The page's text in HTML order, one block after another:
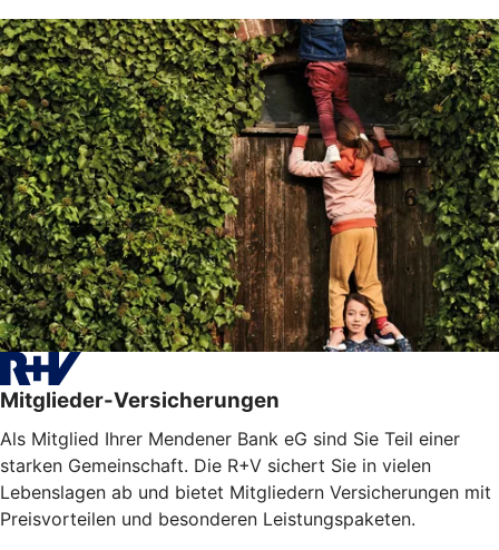
Mitglieder-Versicherungen
Als Mitglied Ihrer Mendener Bank eG sind Sie Teil einer
starken Gemeinschaft. Die R+V sichert Sie in vielen
Lebenslagen ab und bietet Mitgliedern Versicherungen mit
Preisvorteilen und besonderen Leistungspaketen.